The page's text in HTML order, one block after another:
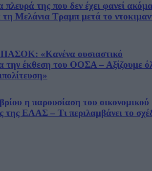
πλευρά της που δεν έχει φανεί
τη Μελάνια Τραμπ μετά το
ΠΑΣΟΚ: «Κανένα ουσιαστικό
την έκθεση του ΟΟΣΑ – Αξίζουμε
η παρουσίαση του οικονομικού
της ΕΛΑΣ – Τι περιλαμβάνει το